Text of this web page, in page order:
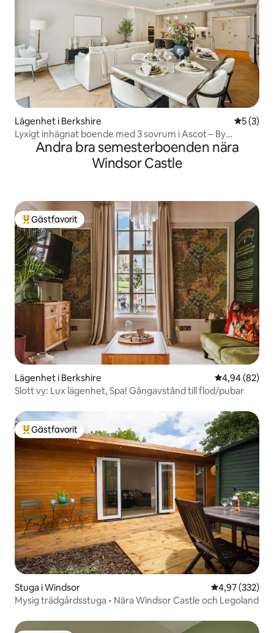
Lägenhet i Berkshire 5 av 5 i
5 (3)
Lyxigt inhägnat boende med 3 sovrum i Ascot – By
Tempstay
Andra bra semesterboenden nära
Windsor Castle
Populär gästfavorit
Gästfavorit
Lägenhet i Berkshire 4,94 av 5 i
4,94 (82)
Slott vy: Lux lägenhet, Spa! Gångavstånd till flod/pubar
Populär gästfavorit
Gästfavorit
Stuga i Windsor 4,97 av 5 i
4,97 (332)
Mysig trädgårdsstuga • Nära Windsor Castle och Legoland